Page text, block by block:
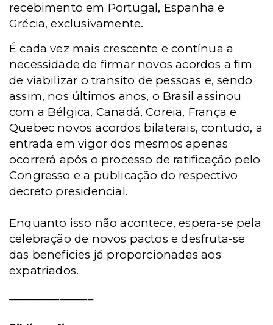
recebimento em Portugal, Espanha e
Grécia, exclusivamente.
É cada vez mais crescente e contínua a
necessidade de firmar novos acordos a fim
de viabilizar o transito de pessoas e, sendo
assim, nos últimos anos, o Brasil assinou
com a Bélgica, Canadá, Coreia, França e
Quebec novos acordos bilaterais, contudo, a
entrada em vigor dos mesmos apenas
ocorrerá após o processo de ratificação pelo
Congresso e a publicação do respectivo
decreto presidencial.
Enquanto isso não acontece, espera-se pela
celebração de novos pactos e desfruta-se
das beneficies já proporcionadas aos
expatriados.